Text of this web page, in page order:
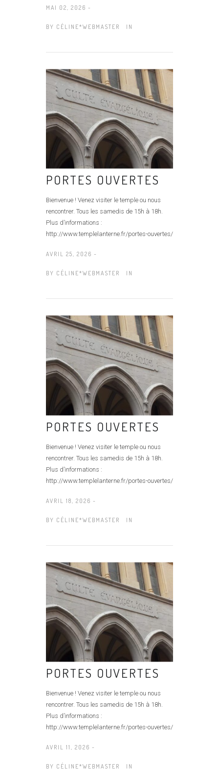
MAI 02, 2026 -
BY CÉLINE*WEBMASTER IN
PORTES OUVERTES
Bienvenue ! Venez visiter le temple ou nous
rencontrer. Tous les samedis de 15h à 18h.
Plus d’informations :
http://www.templelanterne.fr/portes-ouvertes/
AVRIL 25, 2026 -
BY CÉLINE*WEBMASTER IN
PORTES OUVERTES
Bienvenue ! Venez visiter le temple ou nous
rencontrer. Tous les samedis de 15h à 18h.
Plus d’informations :
http://www.templelanterne.fr/portes-ouvertes/
AVRIL 18, 2026 -
BY CÉLINE*WEBMASTER IN
PORTES OUVERTES
Bienvenue ! Venez visiter le temple ou nous
rencontrer. Tous les samedis de 15h à 18h.
Plus d’informations :
http://www.templelanterne.fr/portes-ouvertes/
AVRIL 11, 2026 -
BY CÉLINE*WEBMASTER IN